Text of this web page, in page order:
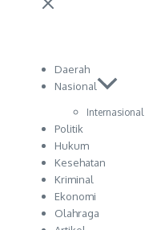
Daerah
Nasional
Internasional
Politik
Hukum
Kesehatan
Kriminal
Ekonomi
Olahraga